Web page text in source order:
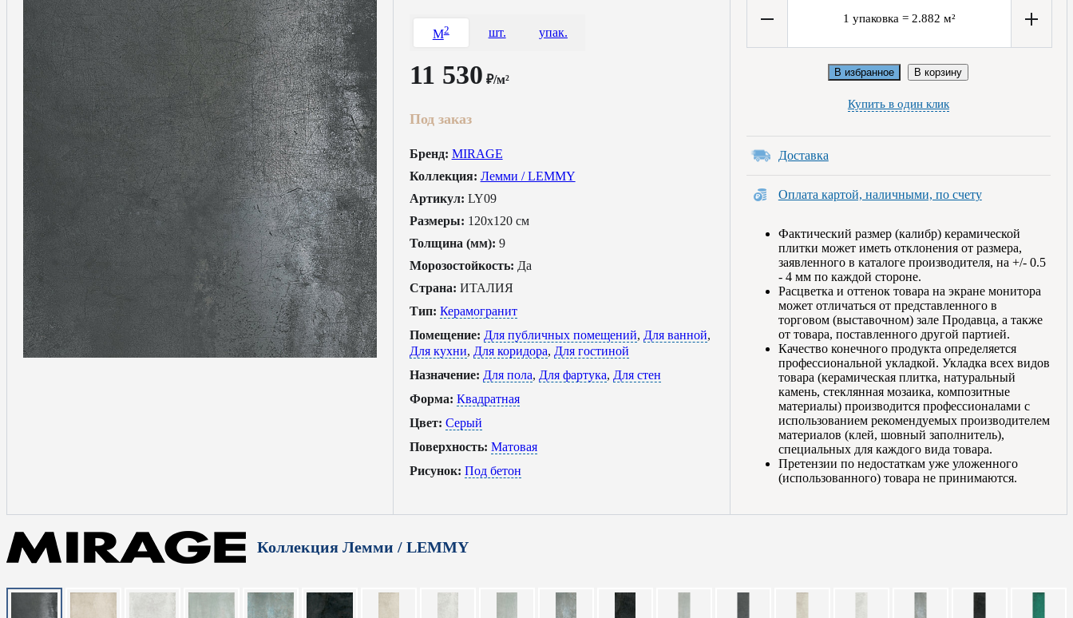
M2 шт. упак.
11 530 ₽/м²
Под заказ
Бренд: MIRAGE
Коллекция: Лемми / LEMMY
Артикул: LY09
Размеры: 120x120 см
Толщина (мм): 9
Морозостойкость: Да
Страна: ИТАЛИЯ
Тип: Керамогранит
Помещение: Для публичных помещений, Для ванной,
Для кухни, Для коридора, Для гостиной
Назначение: Для пола, Для фартука, Для стен
Форма: Квадратная
Цвет: Серый
Поверхность: Матовая
Рисунок: Под бетон
1 упаковка = 2.882 м²
В избранное В корзину
Купить в один клик
Доставка
Оплата картой, наличными, по счету
Фактический размер (калибр) керамической
плитки может иметь отклонения от размера,
заявленного в каталоге производителя, на +/- 0.5
- 4 мм по каждой стороне.
Расцветка и оттенок товара на экране монитора
может отличаться от представленного в
торговом (выставочном) зале Продавца, а также
от товара, поставленного другой партией.
Качество конечного продукта определяется
профессиональной укладкой. Укладка всех видов
товара (керамическая плитка, натуральный
камень, стеклянная мозаика, композитные
материалы) производится профессионалами с
использованием рекомендуемых производителем
материалов (клей, шовный заполнитель),
специальных для каждого вида товара.
Претензии по недостаткам уже уложенного
(использованного) товара не принимаются.
Коллекция Лемми / LEMMY